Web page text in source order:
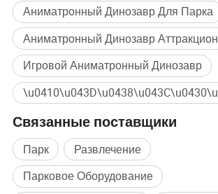
Аниматронный Динозавр Для Парка
Аниматронный Динозавр Аттракцион
Игровой Аниматронный Динозавр
Связанные поставщики
Парк
Развлечение
Парковое Оборудование